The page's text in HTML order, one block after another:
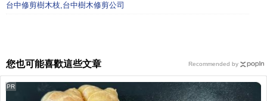
台中修剪樹木枝,台中樹木修剪公司
您也可能喜歡這些文章
PR
Recommended by